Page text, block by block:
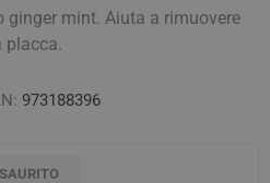
mint. Aiuta a rimuovere
placca.
973188396